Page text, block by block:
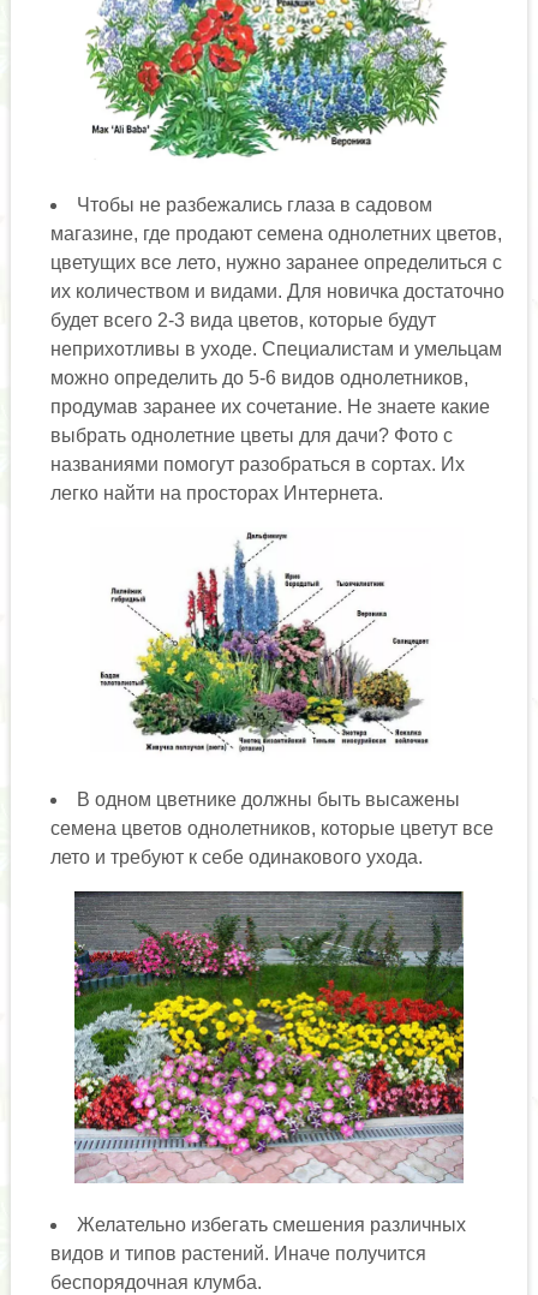
Чтобы не разбежались глаза в садовом
магазине, где продают семена однолетних цветов,
цветущих все лето, нужно заранее определиться с
их количеством и видами. Для новичка достаточно
будет всего 2-3 вида цветов, которые будут
неприхотливы в уходе. Специалистам и умельцам
можно определить до 5-6 видов однолетников,
продумав заранее их сочетание. Не знаете какие
выбрать однолетние цветы для дачи? Фото с
названиями помогут разобраться в сортах. Их
легко найти на просторах Интернета.
В одном цветнике должны быть высажены
семена цветов однолетников, которые цветут все
лето и требуют к себе одинакового ухода.
Желательно избегать смешения различных
видов и типов растений. Иначе получится
беспорядочная клумба.